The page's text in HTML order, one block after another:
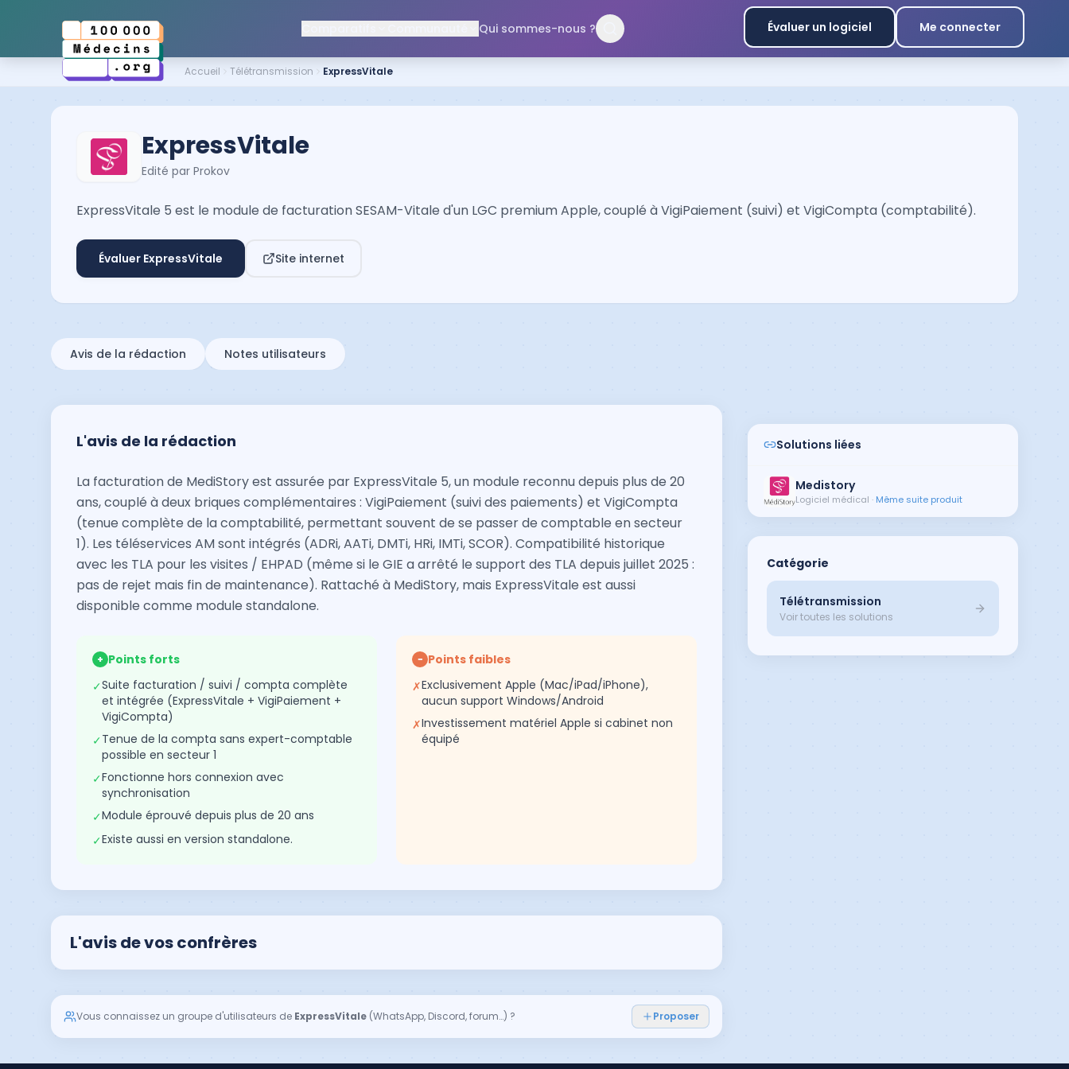
Qui sommes-nous ? Évaluer un logiciel Me connecter
Accueil Télétransmission ExpressVitale
ExpressVitale
Edité par Prokov
ExpressVitale 5 est le module de facturation SESAM-Vitale d'un LGC premium Apple, couplé à VigiPaiement (suivi) et VigiCompta (comptabilité).
Évaluer ExpressVitale Site internet
Avis de la rédaction Notes utilisateurs
L'avis de la rédaction
La facturation de MediStory est assurée par ExpressVitale 5, un module reconnu depuis plus de 20
ans, couplé à deux briques complémentaires : VigiPaiement (suivi des paiements) et VigiCompta
(tenue complète de la comptabilité, permettant souvent de se passer de comptable en secteur
1). Les téléservices AM sont intégrés (ADRi, AATi, DMTi, HRi, IMTi, SCOR). Compatibilité historique
avec les TLA pour les visites / EHPAD (même si le GIE a arrêté le support des TLA depuis juillet 2025 :
pas de rejet mais fin de maintenance). Rattaché à MediStory, mais ExpressVitale est aussi
disponible comme module standalone.
+ Points forts
✓Suite facturation / suivi / compta complète
et intégrée (ExpressVitale + VigiPaiement +
VigiCompta)
✓Tenue de la compta sans expert-comptable
possible en secteur 1
✓Fonctionne hors connexion avec
synchronisation
✓Module éprouvé depuis plus de 20 ans
✓Existe aussi en version standalone.
− Points faibles
✗Exclusivement Apple (Mac/iPad/iPhone),
aucun support Windows/Android
✗Investissement matériel Apple si cabinet non
équipé
L'avis de vos confrères
Vous connaissez un groupe d'utilisateurs de ExpressVitale (WhatsApp, Discord, forum…) ? Proposer
Solutions liées
Medistory
Logiciel médical · Même suite produit
Catégorie
Télétransmission
Voir toutes les solutions